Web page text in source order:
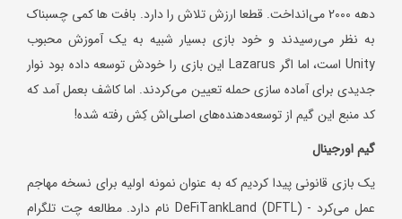
دهه 2000 می‌انداخت. قطعا ارزش تلاش را دارد. بافت ها کمی چسبناک
به نظر می‌رسیدند و خود بازی بسیار شبیه به یک آموزش محبوب
Unity است، اما اگر Lazarus این بازی را خودش توسعه داده بود نوار
جدیدی برای آماده سازی حمله تعیین می‌کردند. اما کاشف بعمل آمد که
کد منبع این گیم از توسعه‌دهنده‌های اصلی‌اش کِش رفته شده!
گیم اورجینال
یک بازی قانونی پیدا کردیم که به عنوان نمونه اولیه برای نسخه مهاجم
عمل می‌کرد - DeFiTankLand (DFTL) نام دارد. مطالعه چت تلگرام